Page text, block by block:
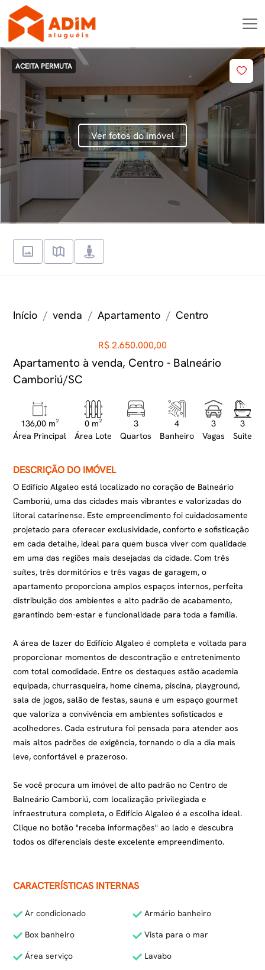
ACEITA PERMUTA
Ver fotos do imóvel
Início venda Apartamento Centro
R$ 2.650.000,00
Apartamento à venda, Centro - Balneário
Camboriú/SC
136,00 m²
Área Principal
0 m²
Área Lote
3
Quartos
4
Banheiro
3
Vagas
3
Suite
DESCRIÇÃO DO IMÓVEL
O Edifício Algaleo está localizado no coração de Balneário
Camboriú, uma das cidades mais vibrantes e valorizadas do
litoral catarinense. Este empreendimento foi cuidadosamente
projetado para oferecer exclusividade, conforto e sofisticação
em cada detalhe, ideal para quem busca viver com qualidade
em uma das regiões mais desejadas da cidade. Com três
suítes, três dormitórios e três vagas de garagem, o
apartamento proporciona amplos espaços internos, perfeita
distribuição dos ambientes e alto padrão de acabamento,
garantindo bem-estar e funcionalidade para toda a família.
A área de lazer do Edifício Algaleo é completa e voltada para
proporcionar momentos de descontração e entretenimento
com total comodidade. Entre os destaques estão academia
equipada, churrasqueira, home cinema, piscina, playground,
sala de jogos, salão de festas, sauna e um espaço gourmet
que valoriza a convivência em ambientes sofisticados e
acolhedores. Cada estrutura foi pensada para atender aos
mais altos padrões de exigência, tornando o dia a dia mais
leve, confortável e prazeroso.
Se você procura um imóvel de alto padrão no Centro de
Balneário Camboriú, com localização privilegiada e
infraestrutura completa, o Edifício Algaleo é a escolha ideal.
Clique no botão "receba informações" ao lado e descubra
todos os diferenciais deste excelente empreendimento.
CARACTERÍSTICAS INTERNAS
Ar condicionado
Armário banheiro
Box banheiro
Vista para o mar
Área serviço
Lavabo